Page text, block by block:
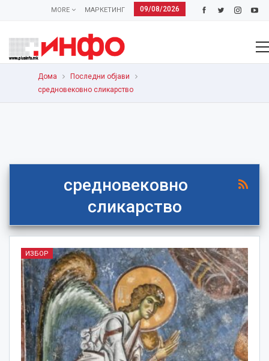
09/08/2026
МАРКЕТИНГ
MORE
Дома
Последни објави
средновековно сликарство
средновековно
сликарство
ИЗБОР